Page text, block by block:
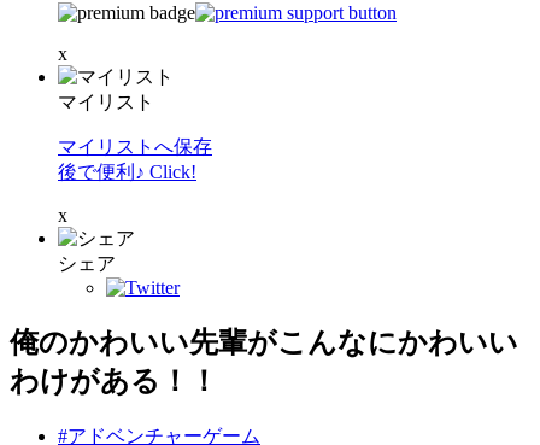
x
マイリスト
マイリストへ保存
後で便利♪ Click!
x
シェア
俺のかわいい先輩がこんなにかわいい
わけがある！！
#アドベンチャーゲーム